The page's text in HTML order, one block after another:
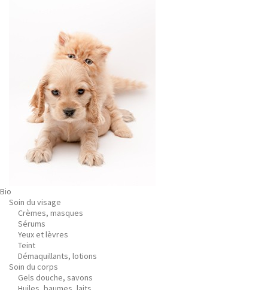
Bio
Soin du visage
Crèmes, masques
Sérums
Yeux et lèvres
Teint
Démaquillants, lotions
Soin du corps
Gels douche, savons